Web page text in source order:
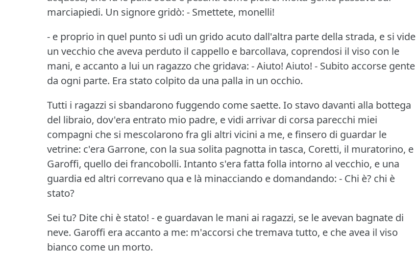
marciapiedi. Un signore gridò: - Smettete, monelli!
- e proprio in quel punto si udì un grido acuto dall'altra parte della strada, e si vide
un vecchio che aveva perduto il cappello e barcollava, coprendosi il viso con le
mani, e accanto a lui un ragazzo che gridava: - Aiuto! Aiuto! - Subito accorse gente
da ogni parte. Era stato colpito da una palla in un occhio.
Tutti i ragazzi si sbandarono fuggendo come saette. Io stavo davanti alla bottega
del libraio, dov'era entrato mio padre, e vidi arrivar di corsa parecchi miei
compagni che si mescolarono fra gli altri vicini a me, e finsero di guardar le
vetrine: c'era Garrone, con la sua solita pagnotta in tasca, Coretti, il muratorino, e
Garoffi, quello dei francobolli. Intanto s'era fatta folla intorno al vecchio, e una
guardia ed altri correvano qua e là minacciando e domandando: - Chi è? chi è
stato?
Sei tu? Dite chi è stato! - e guardavan le mani ai ragazzi, se le avevan bagnate di
neve. Garoffi era accanto a me: m'accorsi che tremava tutto, e che avea il viso
bianco come un morto.